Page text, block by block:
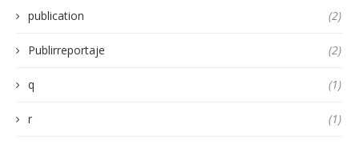
publication (2)
Publirreportaje (2)
q (1)
r (1)